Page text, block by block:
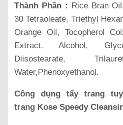
Thành Phần : Rice Bran
30 Tetraoleate, Triethyl
Orange Oil, Tocopherol
Extract, Alcohol,
Diisostearate,
Water,Phenoxyethanol.
Công dụng tẩy trang
trang Kose Speedy